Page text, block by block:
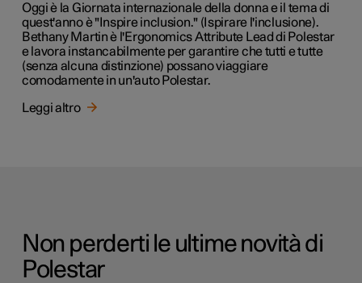
Oggi è la Giornata internazionale della donna e il tema di
quest'anno è "Inspire inclusion." (Ispirare l'inclusione).
Bethany Martin è l'Ergonomics Attribute Lead di Polestar
e lavora instancabilmente per garantire che tutti e tutte
(senza alcuna distinzione) possano viaggiare
comodamente in un'auto Polestar.
Leggi altro
Non perderti le ultime novità di
Polestar